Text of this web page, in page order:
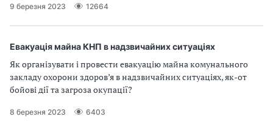
9 березня 2023 12664
Евакуація майна КНП в надзвичайних ситуаціях
Як організувати і провести евакуацію майна комунального
закладу охорони здоров’я в надзвичайних ситуаціях, як-от
бойові дії та загроза окупації?
8 березня 2023 6403